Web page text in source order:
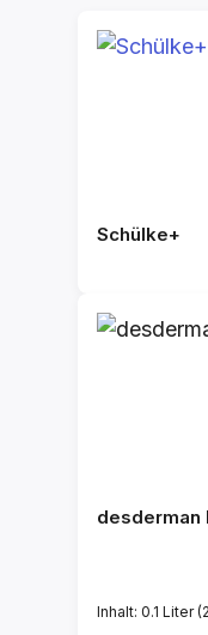
Schülke+
desderman
Inhalt: 0.1 Liter